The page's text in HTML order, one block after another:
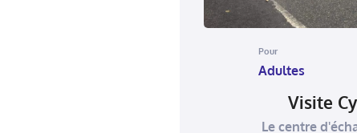
Pour
Adultes
Visite
Le centre